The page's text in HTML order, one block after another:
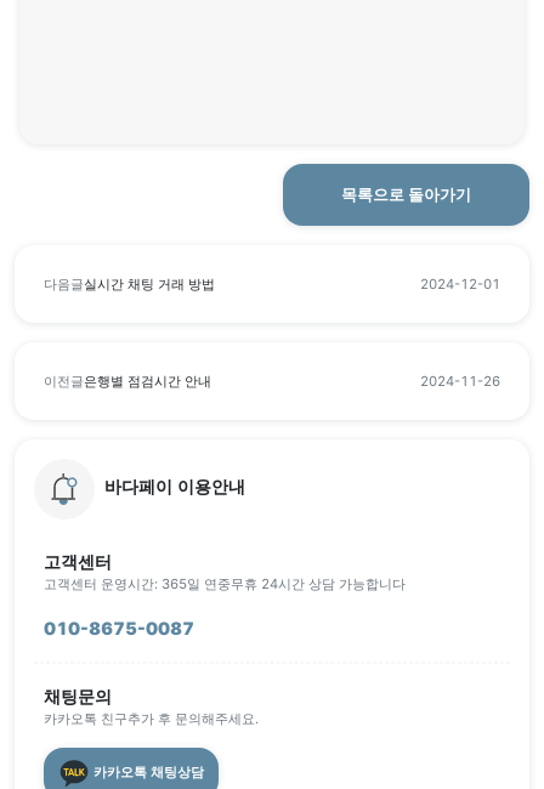
목록으로 돌아가기
다음글실시간 채팅 거래 방법 2024-12-01
이전글은행별 점검시간 안내 2024-11-26
바다페이 이용안내
고객센터
고객센터 운영시간: 365일 연중무휴 24시간 상담 가능합니다
010-8675-0087
채팅문의
카카오톡 친구추가 후 문의해주세요.
카카오톡 채팅상담